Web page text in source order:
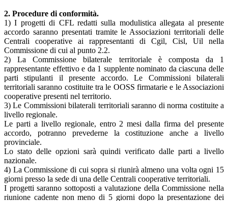
2. Procedure di conformità.
1) I progetti di CFL redatti sulla modulistica allegata al presente
accordo saranno presentati tramite le Associazioni territoriali delle
Centrali cooperative ai rappresentanti di Cgil, Cisl, Uil nella
Commissione di cui al punto 2.2.
2) La Commissione bilaterale territoriale è composta da 1
rappresentante effettivo e da 1 supplente nominato da ciascuna delle
parti stipulanti il presente accordo. Le Commissioni bilaterali
territoriali saranno costituite tra le OOSS firmatarie e le Associazioni
cooperative presenti nel territorio.
3) Le Commissioni bilaterali territoriali saranno di norma costituite a
livello regionale.
Le parti a livello regionale, entro 2 mesi dalla firma del presente
accordo, potranno prevederne la costituzione anche a livello
provinciale.
Lo stato delle opzioni sarà quindi verificato dalle parti a livello
nazionale.
4) La Commissione di cui sopra si riunirà almeno una volta ogni 15
giorni presso la sede di una delle Centrali cooperative territoriali.
I progetti saranno sottoposti a valutazione della Commissione nella
riunione cadente non meno di 5 giorni dopo la presentazione dei